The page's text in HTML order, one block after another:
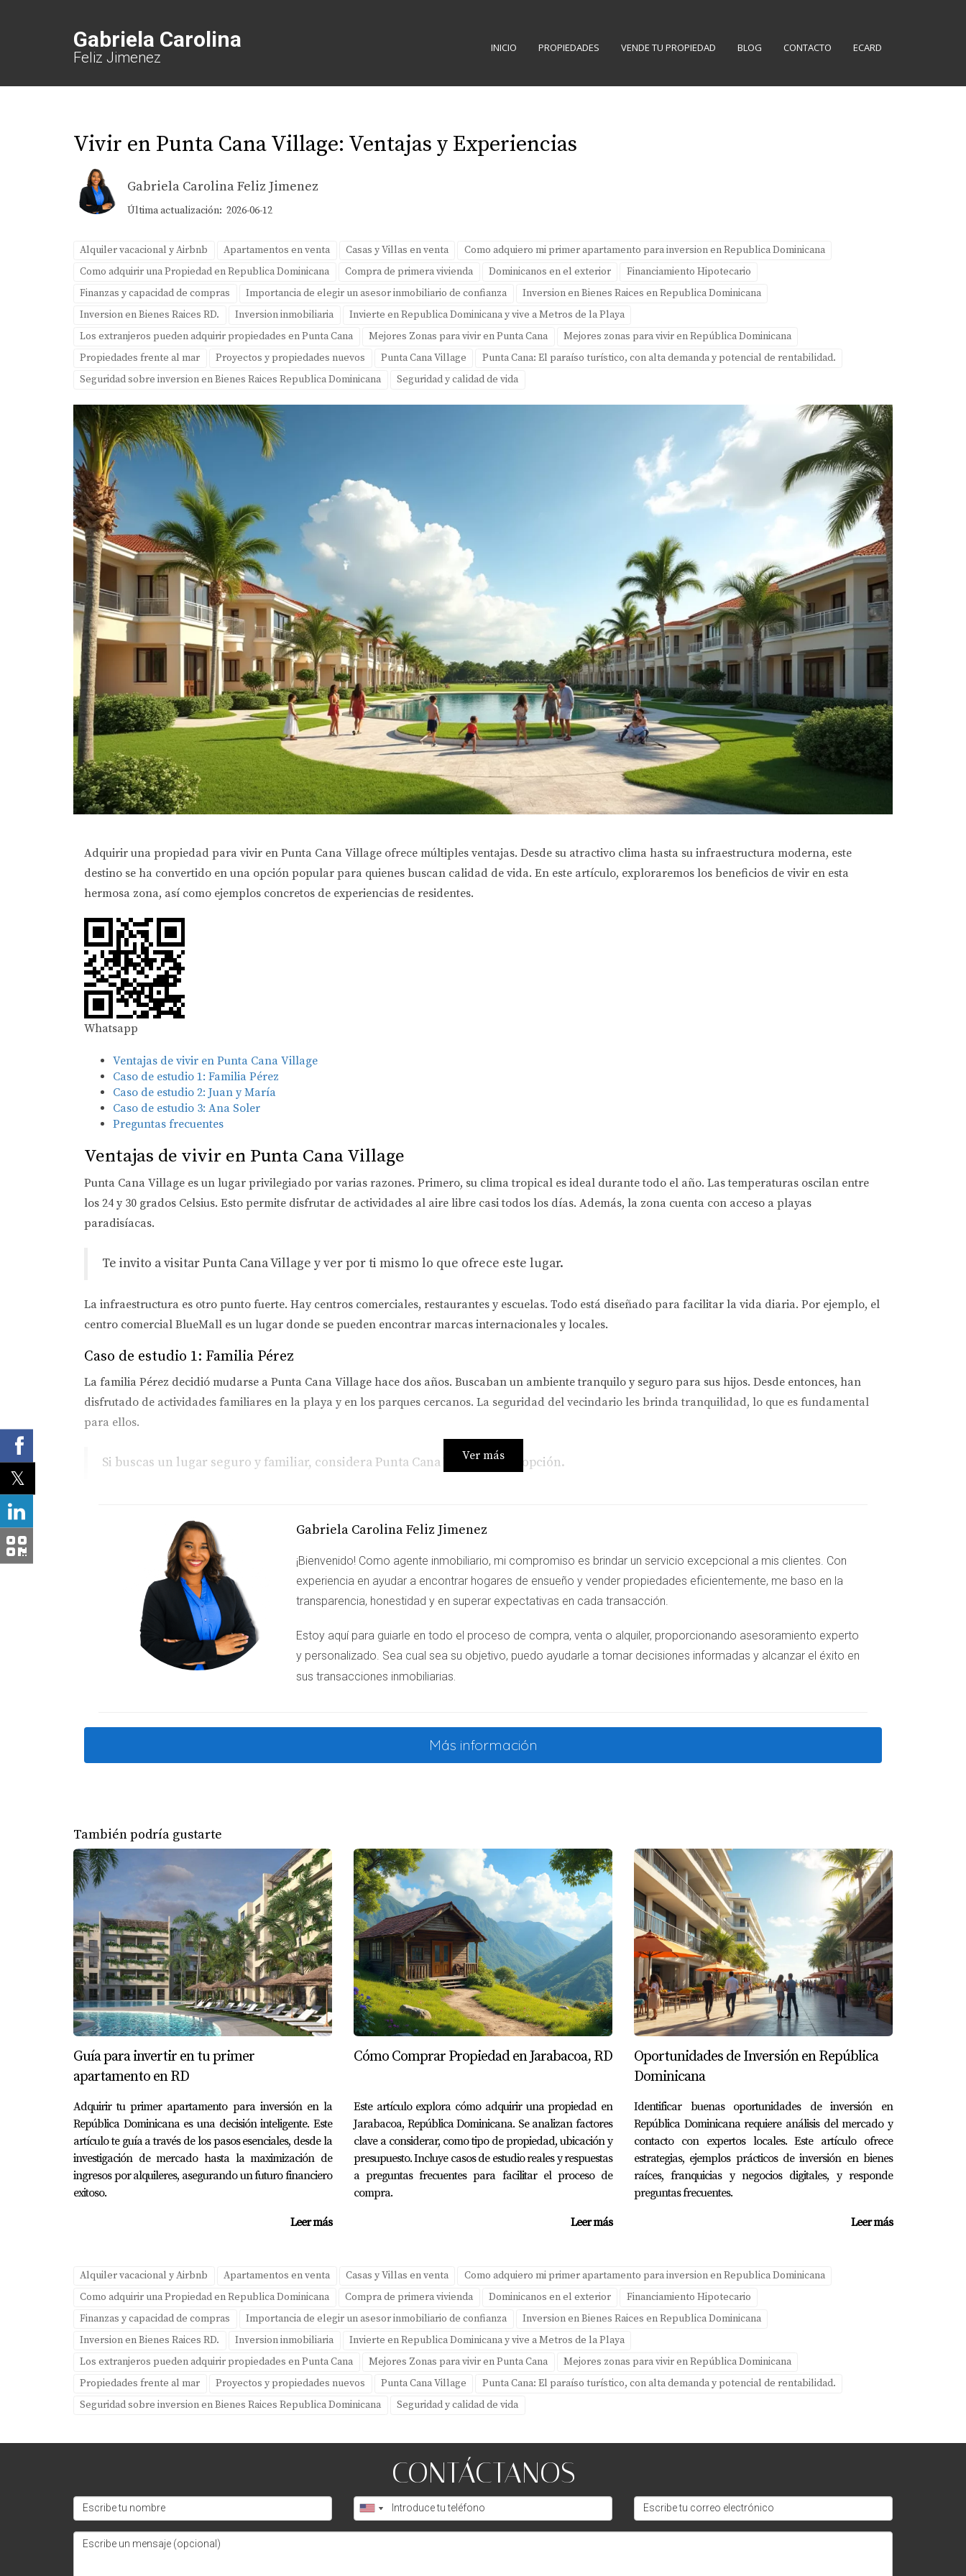
Gabriela Carolina
Feliz Jimenez
INICIO PROPIEDADES VENDE TU PROPIEDAD BLOG CONTACTO ECARD
Vivir en Punta Cana Village: Ventajas y Experiencias
Gabriela Carolina Feliz Jimenez
Última actualización: 2026-06-12
Alquiler vacacional y Airbnb Apartamentos en venta Casas y Villas en venta
Como adquiero mi primer apartamento para inversion en Republica Dominicana
Como adquirir una Propiedad en Republica Dominicana
Compra de primera vivienda Dominicanos en el exterior
Financiamiento Hipotecario
Finanzas y capacidad de compras
Importancia de elegir un asesor inmobiliario de confianza
Inversion en Bienes Raices en Republica Dominicana
Inversion en Bienes Raices RD.
Inversion inmobiliaria
Invierte en Republica Dominicana y vive a Metros de la Playa
Los extranjeros pueden adquirir propiedades en Punta Cana
Mejores Zonas para vivir en Punta Cana
Mejores zonas para vivir en República Dominicana
Propiedades frente al mar
Proyectos y propiedades nuevos Punta Cana Village
Punta Cana: El paraíso turístico, con alta demanda y potencial de rentabilidad.
Seguridad sobre inversion en Bienes Raices Republica Dominicana
Seguridad y calidad de vida
Adquirir una propiedad para vivir en Punta Cana Village ofrece múltiples ventajas. Desde su atractivo clima hasta su infraestructura moderna, este
destino se ha convertido en una opción popular para quienes buscan calidad de vida. En este artículo, exploraremos los beneficios de vivir en esta
hermosa zona, así como ejemplos concretos de experiencias de residentes.
Whatsapp
Ventajas de vivir en Punta Cana Village
Caso de estudio 1: Familia Pérez
Caso de estudio 2: Juan y María
Caso de estudio 3: Ana Soler
Preguntas frecuentes
Ventajas de vivir en Punta Cana Village
Punta Cana Village es un lugar privilegiado por varias razones. Primero, su clima tropical es ideal durante todo el año. Las temperaturas oscilan entre
los 24 y 30 grados Celsius. Esto permite disfrutar de actividades al aire libre casi todos los días. Además, la zona cuenta con acceso a playas
paradisíacas.
Te invito a visitar Punta Cana Village y ver por ti mismo lo que ofrece este lugar.
La infraestructura es otro punto fuerte. Hay centros comerciales, restaurantes y escuelas. Todo está diseñado para facilitar la vida diaria. Por ejemplo, el
centro comercial BlueMall es un lugar donde se pueden encontrar marcas internacionales y locales.
Caso de estudio 1: Familia Pérez
La familia Pérez decidió mudarse a Punta Cana Village hace dos años. Buscaban un ambiente tranquilo y seguro para sus hijos. Desde entonces, han
disfrutado de actividades familiares en la playa y en los parques cercanos. La seguridad del vecindario les brinda tranquilidad, lo que es fundamental
para ellos.
Si buscas un lugar seguro y familiar, considera Punta Cana Village como opción.
Juan y María son una pareja joven que se mudó recientemente a la zona. Ambos trabajan en el sector turístico y valoran la cercanía a sus empleos. Les
encanta salir a caminar por el vecindario y disfrutar de la comunidad activa. Ellos destacan las oportunidades de socializar con otros residentes.
Caso de estudio 3: Ana Soler
Ana es una profesional independiente que eligió Punta Cana Village por su calidad de vida. Encuentra inspiración en el entorno natural que la rodea.
Además, aprecia las instalaciones deportivas disponibles, lo que le permite mantenerse activa.
No dudes en explorar tus opciones si quieres mejorar tu calidad de vida.
¿Cuál es el costo promedio de las propiedades en Punta Cana Village?
Los precios varían según la ubicación y características de cada propiedad. Sin embargo, el costo promedio suele estar entre $200,000 y $500,000 USD.
¿Es seguro vivir en Punta Cana Village?
En general, es considerado un lugar seguro para vivir. La seguridad es una prioridad en esta comunidad cerrada.
¿Qué actividades recreativas hay disponibles?
Los residentes pueden disfrutar de deportes acuáticos, golf, senderismo y eventos comunitarios organizados durante todo el año.
¿Hay servicios médicos cerca?
Sí, hay clínicas y hospitales cercanos que ofrecen atención médica adecuada para los residentes.
En resumen, vivir en Punta Cana Village puede ser una excelente decisión por sus múltiples ventajas y oportunidades. Con experiencias positivas
compartidas por residentes como la familia Pérez o Ana Soler, queda claro que este lugar tiene mucho que ofrecer. Si deseas más información sobre
cómo adquirir una propiedad aquí o conocer más sobre el proceso, no dudes en contactarme directamente.
Gabriela Carolina Feliz Jimenezes experta en bienes raíces y puede ayudarte a encontrar la propiedad perfecta en Punta Cana Village. Si tienes
preguntas o necesitas asesoramiento personalizado, estoy aquí para ayudarte al18299375537.
Ver más
Gabriela Carolina Feliz Jimenez
¡Bienvenido! Como agente inmobiliario, mi compromiso es brindar un servicio excepcional a mis clientes. Con
experiencia en ayudar a encontrar hogares de ensueño y vender propiedades eficientemente, me baso en la
transparencia, honestidad y en superar expectativas en cada transacción.
Estoy aquí para guiarle en todo el proceso de compra, venta o alquiler, proporcionando asesoramiento experto
y personalizado. Sea cual sea su objetivo, puedo ayudarle a tomar decisiones informadas y alcanzar el éxito en
sus transacciones inmobiliarias
Más información
También podría gustarte
Guía para invertir en tu primer
apartamento en RD
Adquirir tu primer apartamento para inversión en la
República Dominicana es una decisión inteligente. Este
artículo te guía a través de los pasos esenciales, desde la
investigación de mercado hasta la maximización de
ingresos por alquileres, asegurando un futuro financiero
exitoso.
Leer más
Cómo Comprar Propiedad en Jarabacoa, RD
Este artículo explora cómo adquirir una propiedad en
Jarabacoa, República Dominicana. Se analizan factores
clave a considerar, como tipo de propiedad, ubicación y
presupuesto. Incluye casos de estudio reales y respuestas
a preguntas frecuentes para facilitar el proceso de
compra.
Leer más
Oportunidades de Inversión en República
Dominicana
Identificar buenas oportunidades de inversión en
República Dominicana requiere análisis del mercado y
contacto con expertos locales. Este artículo ofrece
estrategias, ejemplos prácticos de inversión en bienes
raíces, franquicias y negocios digitales, y responde
preguntas frecuentes.
Leer más
Alquiler vacacional y Airbnb Apartamentos en venta Casas y Villas en venta
Como adquiero mi primer apartamento para inversion en Republica Dominicana
Como adquirir una Propiedad en Republica Dominicana
Compra de primera vivienda Dominicanos en el exterior
Financiamiento Hipotecario
Finanzas y capacidad de compras
Importancia de elegir un asesor inmobiliario de confianza
Inversion en Bienes Raices en Republica Dominicana
Inversion en Bienes Raices RD.
Inversion inmobiliaria
Invierte en Republica Dominicana y vive a Metros de la Playa
Los extranjeros pueden adquirir propiedades en Punta Cana
Mejores Zonas para vivir en Punta Cana
Mejores zonas para vivir en República Dominicana
Propiedades frente al mar
Proyectos y propiedades nuevos Punta Cana Village
Punta Cana: El paraíso turístico, con alta demanda y potencial de rentabilidad.
Seguridad sobre inversion en Bienes Raices Republica Dominicana
Seguridad y calidad de vida
CONTÁCTANOS